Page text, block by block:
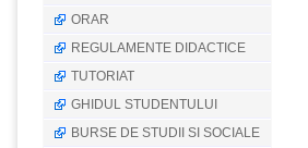
ORAR
REGULAMENTE DIDACTICE
TUTORIAT
GHIDUL STUDENTULUI
BURSE DE STUDII SI SOCIALE